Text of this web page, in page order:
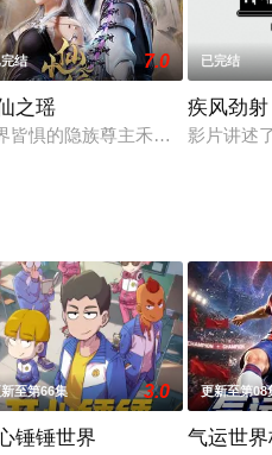
寻你孤单的身影。不同的时空
结 7.0
之瑶
皆惧的隐族尊主禾莞突袭天庭，
已完结
疾风劲射
影片讲述
至第66集 3.0
锤锤世界
更新至第08
气运世